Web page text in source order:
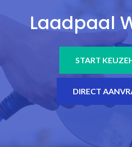
Laadpaal
START
DIRECT